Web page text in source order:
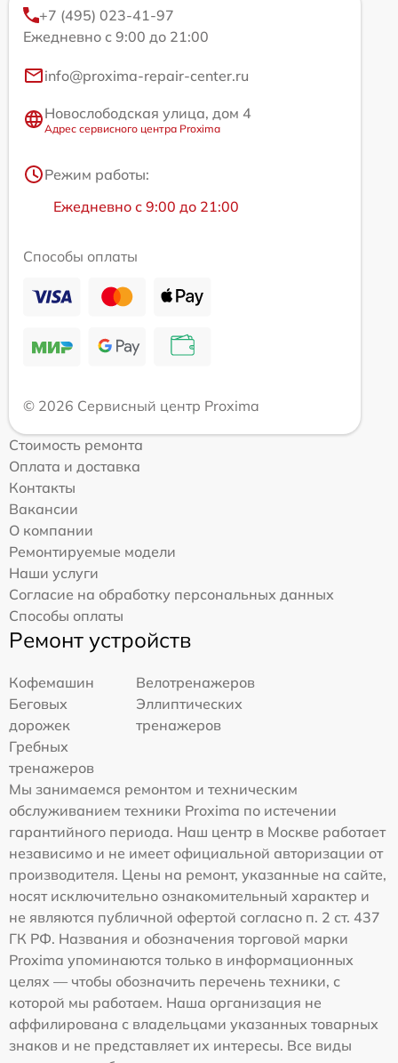
+7 (495) 023-41-97
Ежедневно с 9:00 до 21:00
info@proxima-repair-center.ru
Новослободская улица, дом 4
Адрес сервисного центра Proxima
Режим работы:
Ежедневно с 9:00 до 21:00
Способы оплаты
© 2026 Сервисный центр Proxima
Стоимость ремонта
Оплата и доставка
Контакты
Вакансии
О компании
Ремонтируемые модели
Наши услуги
Согласие на обработку персональных данных
Способы оплаты
Ремонт устройств
Кофемашин
Велотренажеров
Беговых
дорожек
Эллиптических
тренажеров
Гребных
тренажеров
Мы занимаемся ремонтом и техническим
обслуживанием техники Proxima по истечении
гарантийного периода. Наш центр в Москве работает
независимо и не имеет официальной авторизации от
производителя. Цены на ремонт, указанные на сайте,
носят исключительно ознакомительный характер и
не являются публичной офертой согласно п. 2 ст. 437
ГК РФ. Названия и обозначения торговой марки
Proxima упоминаются только в информационных
целях — чтобы обозначить перечень техники, с
которой мы работаем. Наша организация не
аффилирована с владельцами указанных товарных
знаков и не представляет их интересы. Все виды